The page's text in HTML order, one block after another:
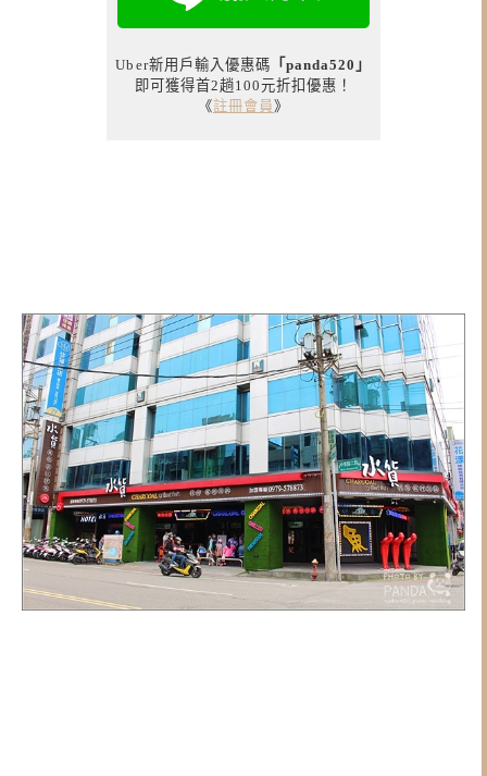
Uber新用戶輸入優惠碼 「panda520」
即可獲得首2趟100元折扣優惠！
《註冊會員 》